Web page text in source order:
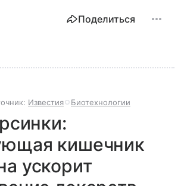
Поделиться
Известия Биотехнологии
кишечник
ускорит